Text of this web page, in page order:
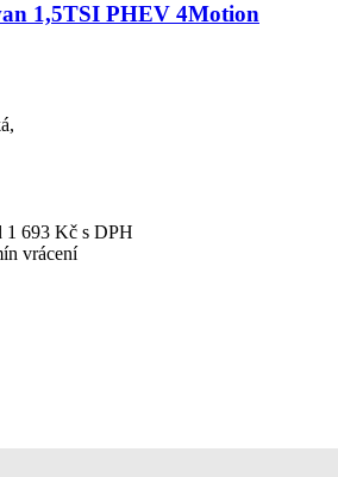
1,5TSI PHEV 4Motion
1 693 Kč s DPH
vrácení